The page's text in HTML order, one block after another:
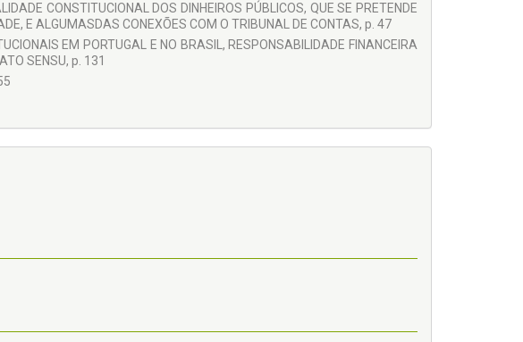
CONSTITUCIONAL DOS DINHEIROS PÚBLICOS, QUE SE PRETENDE
E ALGUMASDAS CONEXÕES COM O TRIBUNAL DE CONTAS, p. 47
EM PORTUGAL E NO BRASIL, RESPONSABILIDADE FINANCEIRA
SENSU, p. 131